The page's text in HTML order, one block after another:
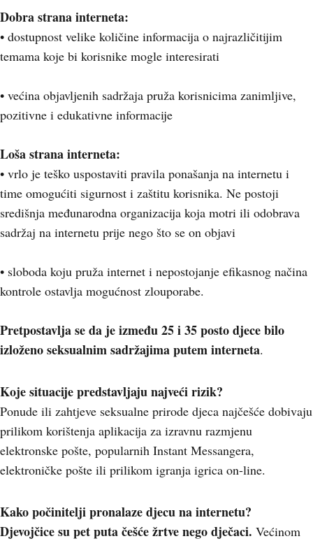
Dobra strana interneta:
• dostupnost velike količine informacija o najrazličitijim
temama koje bi korisnike mogle interesirati
• većina objavljenih sadržaja pruža korisnicima zanimljive,
pozitivne i edukativne informacije
Loša strana interneta:
• vrlo je teško uspostaviti pravila ponašanja na internetu i
time omogućiti sigurnost i zaštitu korisnika. Ne postoji
središnja međunarodna organizacija koja motri ili odobrava
sadržaj na internetu prije nego što se on objavi
• sloboda koju pruža internet i nepostojanje efikasnog načina
kontrole ostavlja mogućnost zlouporabe.
Pretpostavlja se da je između 25 i 35 posto djece bilo
izloženo seksualnim sadržajima putem interneta.
Koje situacije predstavljaju najveći rizik?
Ponude ili zahtjeve seksualne prirode djeca najčešće dobivaju
prilikom korištenja aplikacija za izravnu razmjenu
elektronske pošte, popularnih Instant Messangera,
elektroničke pošte ili prilikom igranja igrica on-line.
Kako počinitelji pronalaze djecu na internetu?
Djevojčice su pet puta češće žrtve nego dječaci. Većinom